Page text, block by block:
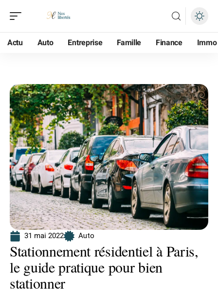
Actu Auto Entreprise Famille Finance Immo
31 mai 2022 Auto
Stationnement résidentiel à Paris,
le guide pratique pour bien
stationner